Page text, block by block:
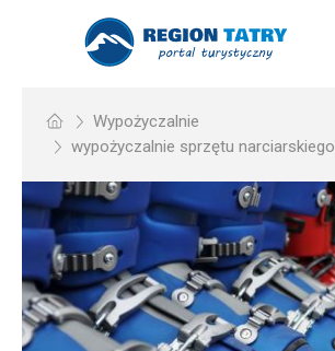
Wypożyczalnie
wypożyczalnie sprzętu narciarskiego